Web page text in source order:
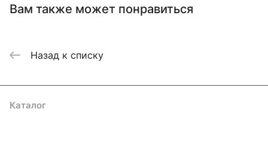
Вам также может понравиться
Назад к списку
Каталог